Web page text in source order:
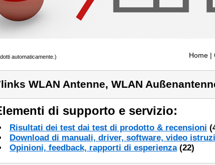
automaticamente.) Home |
WLAN Antenne, WLAN
di supporto e servizio:
Risultati dei test dai test di prodotto & recensioni
Download di manuali, driver, software, video
Opinioni, feedback, rapporti di esperienza(22)